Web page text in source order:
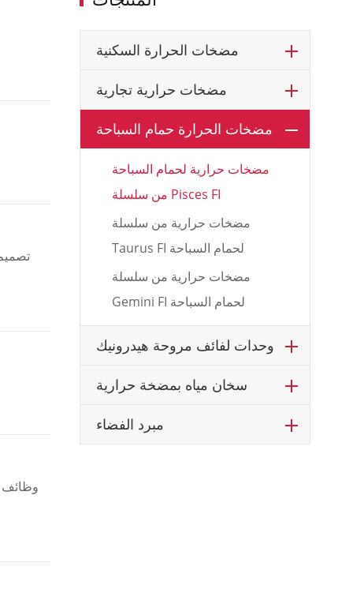
وظائف
مضخات الحرارة السكنية
مضخات حرارية تجارية
مضخات الحرارة حمام السباحة
مضخات حرارية لحمام السباحة
من سلسلة Pisces FI
مضخات حرارية من سلسلة
Taurus FI لحمام السباحة
مضخات حرارية من سلسلة
Gemini FI لحمام السباحة
وحدات لفائف مروحة هيدرونيك
سخان مياه بمضخة حرارية
مبرد الفضاء